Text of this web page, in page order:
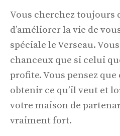
Vous cherchez toujours
d’améliorer la vie de
spéciale le Verseau.
chanceux que si celui
profite. Vous pensez
obtenir ce qu’il veut et
votre maison de
vraiment fort.